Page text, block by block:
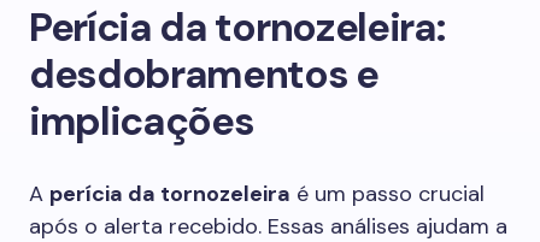
Perícia da tornozeleira:
desdobramentos e
implicações
A perícia da tornozeleira é um passo crucial
após o alerta recebido. Essas análises ajudam a